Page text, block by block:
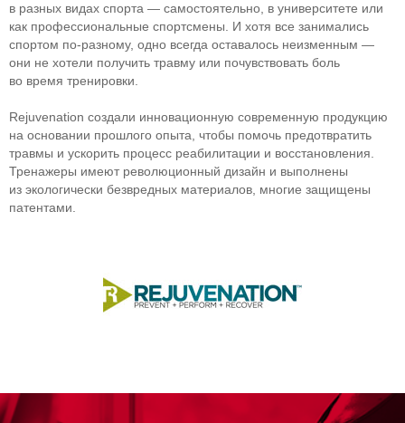
в разных видах спорта — самостоятельно, в университете или
как профессиональные спортсмены. И хотя все занимались
спортом по-разному, одно всегда оставалось неизменным —
они не хотели получить травму или почувствовать боль
во время тренировки.
Rejuvenation создали инновационную современную продукцию
на основании прошлого опыта, чтобы помочь предотвратить
травмы и ускорить процесс реабилитации и восстановления.
Тренажеры имеют революционный дизайн и выполнены
из экологически безвредных материалов, многие защищены
патентами.